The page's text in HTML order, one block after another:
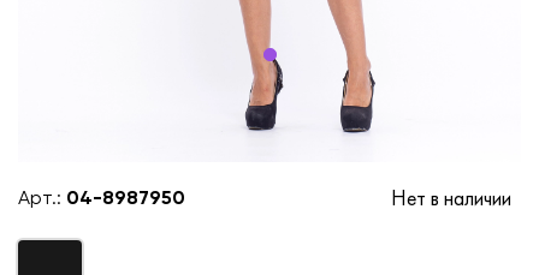
Арт.: 04-8987950 Нет в наличии